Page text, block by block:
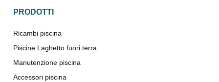
PRODOTTI
Ricambi piscina
Piscine Laghetto fuori terra
Manutenzione piscina
Accessori piscina